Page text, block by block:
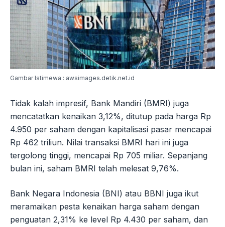
Gambar Istimewa : awsimages.detik.net.id
Tidak kalah impresif, Bank Mandiri (BMRI) juga
mencatatkan kenaikan 3,12%, ditutup pada harga Rp
4.950 per saham dengan kapitalisasi pasar mencapai
Rp 462 triliun. Nilai transaksi BMRI hari ini juga
tergolong tinggi, mencapai Rp 705 miliar. Sepanjang
bulan ini, saham BMRI telah melesat 9,76%.
Bank Negara Indonesia (BNI) atau BBNI juga ikut
meramaikan pesta kenaikan harga saham dengan
penguatan 2,31% ke level Rp 4.430 per saham, dan